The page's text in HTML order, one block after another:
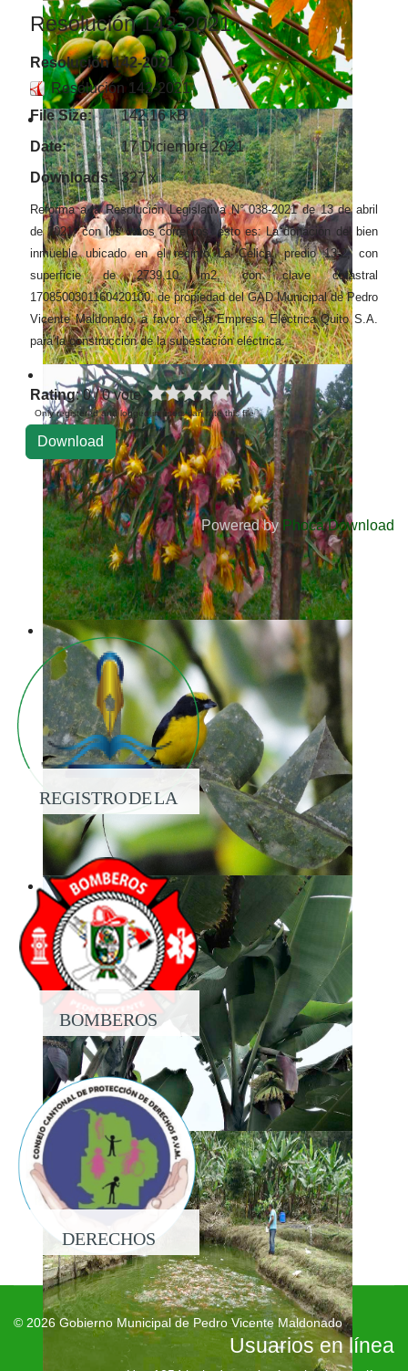
Resolución 142-2021
Resolución 142-2021
Resolución 142-2021
File Size:
142.16 kB
Date:
17 Diciembre 2021
Downloads: 327 x
Reforma a la Resolución Legislativa N° 038-2021 de 13 de abril
de 2021, con los datos correctos, esto es: La donación del bien
inmueble ubicado en el recinto La Celica, predio 13-2, con
superficie de 2739,10 m2, con clave catastral
1708500301160420100, de propiedad del GAD Municipal de Pedro
Vicente Maldonado, a favor de la Empresa Eléctrica Quito S.A.
para la construcción de la subestación eléctrica.
Rating: 0 / 0 vote
Only registered and logged in users can rate this file
Powered by Phoca Download
REGISTRO DE LA
PROPIEDAD
BOMBEROS
DERECHOS
© 2026 Gobierno Municipal de Pedro Vicente Maldonado
Usuarios en línea